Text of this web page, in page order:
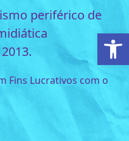
periférico de
Fins Lucrativos com o